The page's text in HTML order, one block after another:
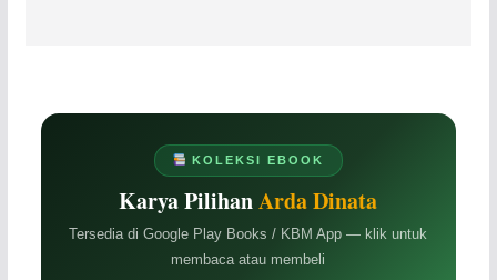
KOLEKSI EBOOK
Karya PilihanArda Dinata
Tersedia di Google Play Books / KBM App — klik untuk
membaca atau membeli